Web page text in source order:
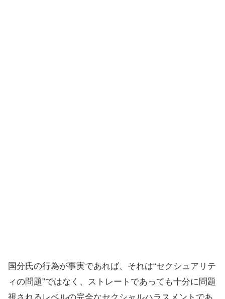
国分氏の行為が事実であれば、それは“セクシュアリテ
ィの問題”ではなく、ストレートであっても十分に問題